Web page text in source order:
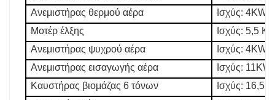
Ανεμιστήρας θερμού αέρα
Ισχύς: 4KW
Μοτέρ έλξης
Ισχύς: 5,5
Ανεμιστήρας ψυχρού αέρα
Ισχύς: 4KW
Ανεμιστήρας εισαγωγής αέρα
Ισχύς: 11KW
Καυστήρας βιομάζας 6 τόνων
Ισχύς: